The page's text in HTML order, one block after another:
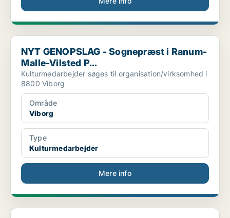
NYT GENOPSLAG - Sognepræst i Ranum-Malle-Vilsted P...
NYT GENOPSLAG - Sognepræst i Ranum-
Malle-Vilsted P...
Kulturmedarbejder søges til organisation/virksomhed i
8800 Viborg
Område
Viborg
Type
Kulturmedarbejder
Mere info
Kulturmedarbejder i Midtjylland